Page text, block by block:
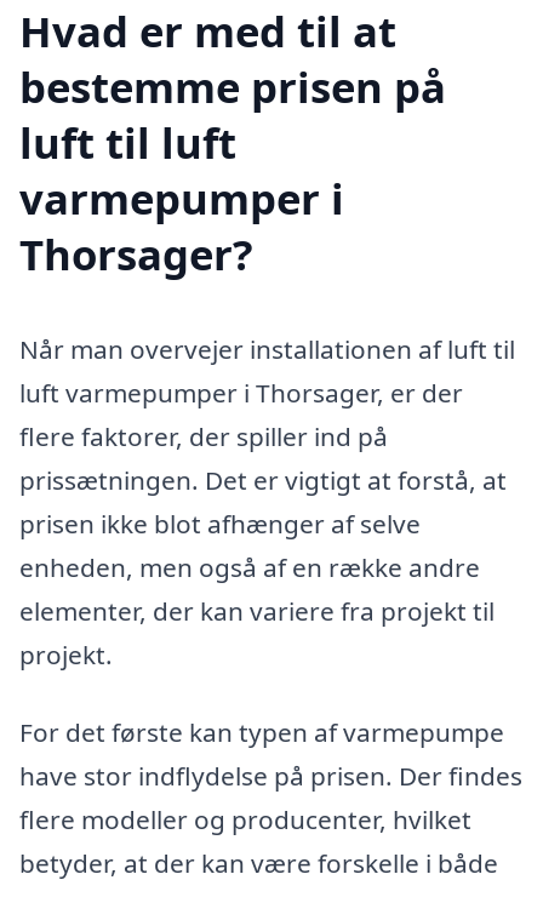
Hvad er med til at
bestemme prisen på
luft til luft
varmepumper i
Thorsager?
Når man overvejer installationen af luft til
luft varmepumper i Thorsager, er der
flere faktorer, der spiller ind på
prissætningen. Det er vigtigt at forstå, at
prisen ikke blot afhænger af selve
enheden, men også af en række andre
elementer, der kan variere fra projekt til
projekt.
For det første kan typen af varmepumpe
have stor indflydelse på prisen. Der findes
flere modeller og producenter, hvilket
betyder, at der kan være forskelle i både